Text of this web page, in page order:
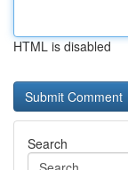
HTML is disabled
Search